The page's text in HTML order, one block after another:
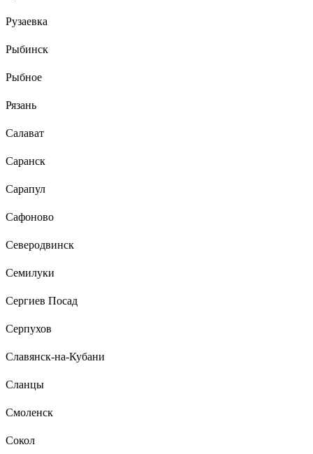
Рузаевка
Рыбинск
Рыбное
Рязань
Салават
Саранск
Сарапул
Сафоново
Северодвинск
Семилуки
Сергиев Посад
Серпухов
Славянск-на-Кубани
Сланцы
Смоленск
Сокол